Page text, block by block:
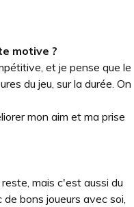
motive ?
et je pense que le
du jeu, sur la durée. On
mon aim et ma prise
mais c'est aussi du
bons joueurs avec soi,